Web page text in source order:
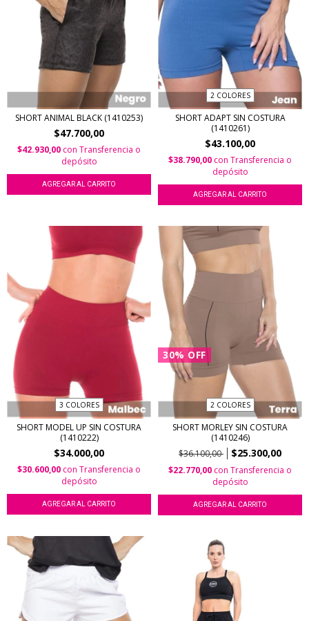
SHORT ANIMAL BLACK (1410253)
$47.700,00
$42.930,00 con Transferencia o
depósito
AGREGAR AL CARRITO
2 COLORES
SHORT ADAPT SIN COSTURA
(1410261)
$43.100,00
$38.790,00 con Transferencia o
depósito
AGREGAR AL CARRITO
3 COLORES
SHORT MODEL UP SIN COSTURA
(1410222)
$34.000,00
$30.600,00 con Transferencia o
depósito
AGREGAR AL CARRITO
30% OFF
2 COLORES
SHORT MORLEY SIN COSTURA
(1410246)
$36.100,00
$25.300,00
$22.770,00 con Transferencia o
depósito
AGREGAR AL CARRITO